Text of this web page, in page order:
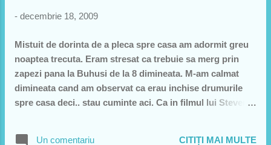
primit. E un om tare bun si o sa ma mai duc la mine.
mari emotii. Am reusit sa-mi cumpar o panza sa-i pictez
tabloul lui Ciprian. Nu stiu daca o sa iasa bine. Mai ales
nu stiu daca o sa am timp sa il pictez. Miercuri am repetat
- decembrie 18, 2009
Mistuit de dorinta de a pleca spre casa am adormit greu
noaptea trecuta. Eram stresat ca trebuie sa merg prin
zapezi pana la Buhusi de la 8 dimineata. M-am calmat
dimineata cand am observat ca erau inchise drumurile
spre casa deci.. stau cuminte aci. Ca in filmul lui Steven
Un comentariu CITIȚI MAI MULTE